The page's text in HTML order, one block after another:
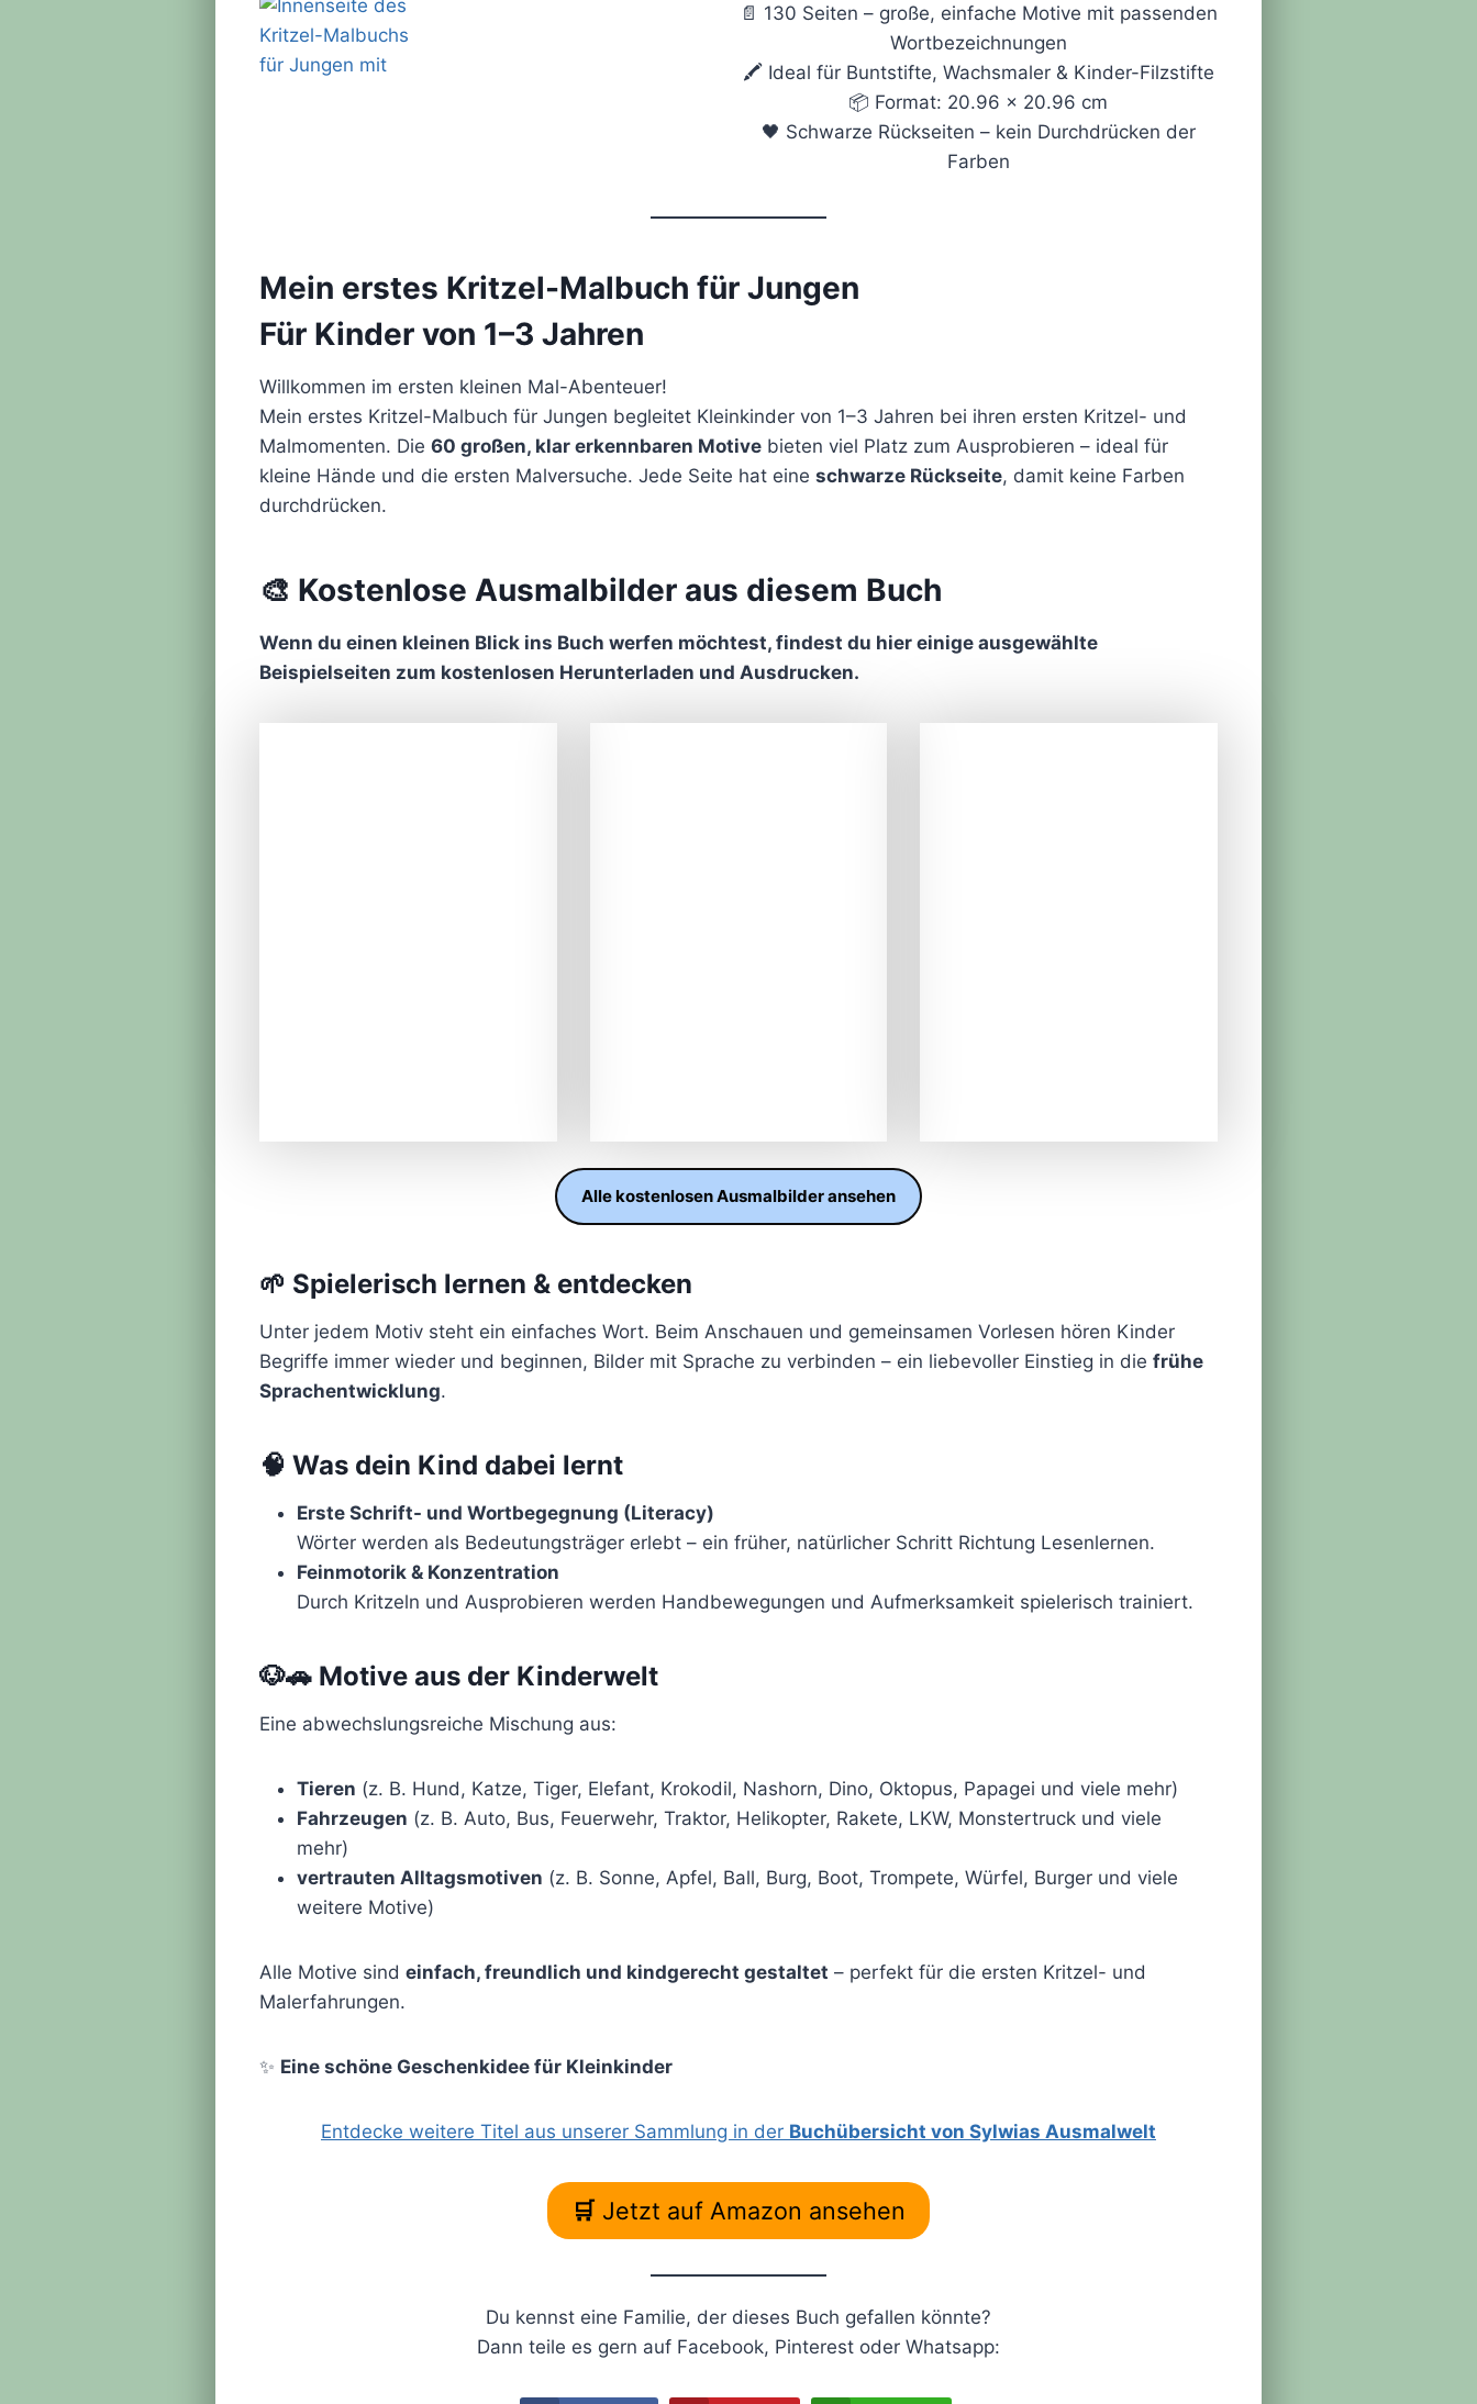
📄 130 Seiten – große, einfache Motive mit passenden
Wortbezeichnungen
🖍️ Ideal für Buntstifte, Wachsmaler & Kinder-Filzstifte
📦 Format: 20.96 x 20.96 cm
🖤 Schwarze Rückseiten – kein Durchdrücken der
Farben
Mein erstes Kritzel-Malbuch für Jungen
Für Kinder von 1–3 Jahren
Willkommen im ersten kleinen Mal-Abenteuer!
Mein erstes Kritzel-Malbuch für Jungen begleitet Kleinkinder von 1–3 Jahren bei ihren ersten Kritzel- und
Malmomenten. Die 60 großen, klar erkennbaren Motive bieten viel Platz zum Ausprobieren – ideal für
kleine Hände und die ersten Malversuche. Jede Seite hat eine schwarze Rückseite, damit keine Farben
durchdrücken.
🎨 Kostenlose Ausmalbilder aus diesem Buch
Wenn du einen kleinen Blick ins Buch werfen möchtest, findest du hier einige ausgewählte
Beispielseiten zum kostenlosen Herunterladen und Ausdrucken.
Alle kostenlosen Ausmalbilder ansehen
🌱 Spielerisch lernen & entdecken
Unter jedem Motiv steht ein einfaches Wort. Beim Anschauen und gemeinsamen Vorlesen hören Kinder
Begriffe immer wieder und beginnen, Bilder mit Sprache zu verbinden – ein liebevoller Einstieg in die frühe
Sprachentwicklung.
🧠 Was dein Kind dabei lernt
Erste Schrift- und Wortbegegnung (Literacy)
Wörter werden als Bedeutungsträger erlebt – ein früher, natürlicher Schritt Richtung Lesenlernen.
Feinmotorik & Konzentration
Durch Kritzeln und Ausprobieren werden Handbewegungen und Aufmerksamkeit spielerisch trainiert.
🐶🚗 Motive aus der Kinderwelt
Eine abwechslungsreiche Mischung aus:
Tieren (z. B. Hund, Katze, Tiger, Elefant, Krokodil, Nashorn, Dino, Oktopus, Papagei und viele mehr)
Fahrzeugen (z. B. Auto, Bus, Feuerwehr, Traktor, Helikopter, Rakete, LKW, Monstertruck und viele
mehr)
vertrauten Alltagsmotiven (z. B. Sonne, Apfel, Ball, Burg, Boot, Trompete, Würfel, Burger und viele
weitere Motive)
Alle Motive sind einfach, freundlich und kindgerecht gestaltet – perfekt für die ersten Kritzel- und
Malerfahrungen.
✨ Eine schöne Geschenkidee für Kleinkinder
Entdecke weitere Titel aus unserer Sammlung in der Buchübersicht von Sylwias Ausmalwelt
🛒 Jetzt auf Amazon ansehen
Du kennst eine Familie, der dieses Buch gefallen könnte?
Dann teile es gern auf Facebook, Pinterest oder Whatsapp: